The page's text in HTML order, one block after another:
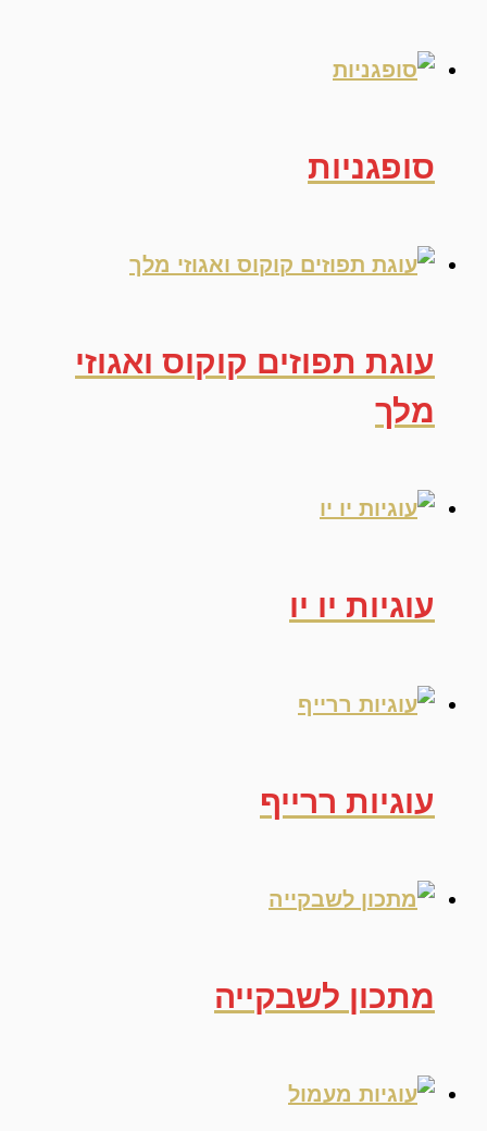
סופגניות
עוגת תפוזים קוקוס ואגוזי
מלך
עוגיות יו יו
עוגיות ררייף
מתכון לשבקייה